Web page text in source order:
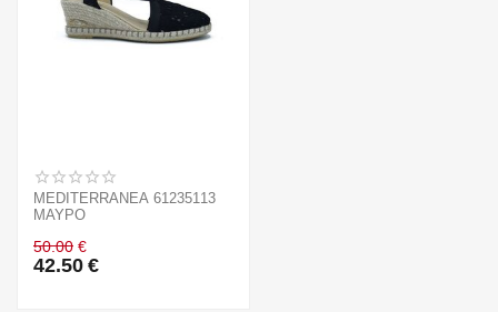
MEDITERRANEA 61235113
ΜΑΥΡΟ
50.00 €
42.50 €